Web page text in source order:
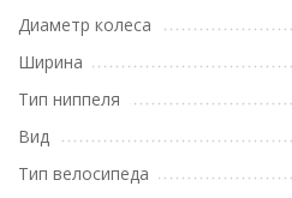
Диаметр колеса
Ширина
Тип ниппеля
Вид
Тип велосипеда